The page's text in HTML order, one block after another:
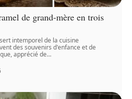
de grand-mère en trois
intemporel de la cuisine
des souvenirs d'enfance et de
apprécié de…